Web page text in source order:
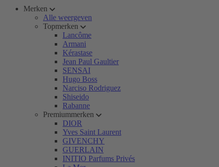
Merken
Alle weergeven
Topmerken
Lancôme
Armani
Kérastase
Jean Paul Gaultier
SENSAI
Hugo Boss
Narciso Rodriguez
Shiseido
Rabanne
Premiummerken
DIOR
Yves Saint Laurent
GIVENCHY
GUERLAIN
INITIO Parfums Privés